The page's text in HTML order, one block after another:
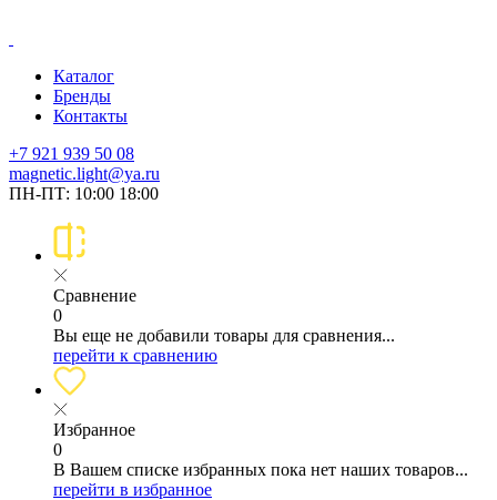
Каталог
Бренды
Контакты
+7 921 939 50 08
magnetic.light@ya.ru
ПН-ПТ: 10:00 18:00
Сравнение
0
Вы еще не добавили товары для сравнения...
перейти к сравнению
Избранное
0
В Вашем списке избранных пока нет наших товаров...
перейти в избранное